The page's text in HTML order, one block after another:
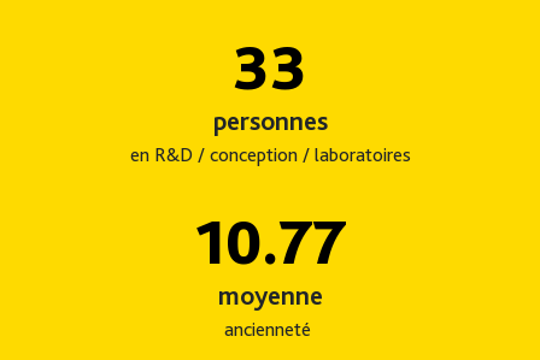
33
personnes
en R&D / conception / laboratoires
10.77
moyenne
ancienneté